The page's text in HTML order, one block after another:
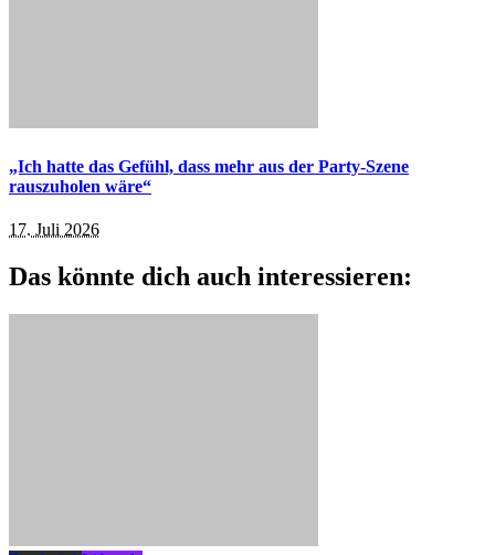
„Ich hatte das Gefühl, dass mehr aus der Party-Szene
rauszuholen wäre“
17. Juli 2026
Das könnte dich auch interessieren: